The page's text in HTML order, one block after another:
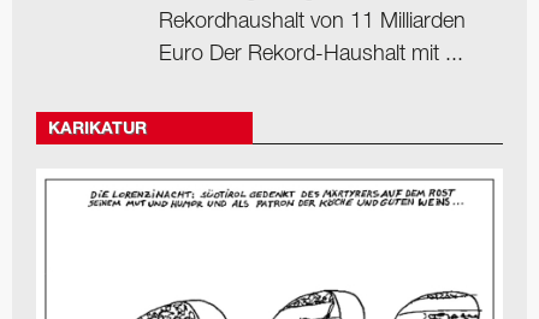
Rekordhaushalt von 11 Milliarden
Euro Der Rekord-Haushalt mit ...
KARIKATUR